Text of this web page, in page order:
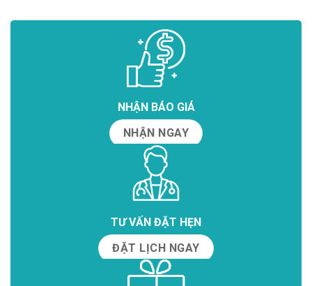
NHẬN BÁO GIÁ
NHẬN NGAY
TƯ VẤN ĐẶT HẸN
ĐẶT LỊCH NGAY